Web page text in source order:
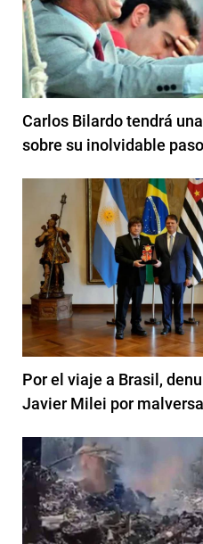
Carlos Bilardo tendrá
sobre su inolvidable
Por el viaje a Brasil,
Javier Milei por